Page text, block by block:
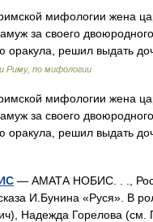
мифологии жена
за своего
оракула, решил выдать
Риму, по мифологии
мифологии жена
за своего
оракула, решил выдать
— АМАТА НОБИС. . .,
И.Бунина «Руся». В
Надежда Горелова